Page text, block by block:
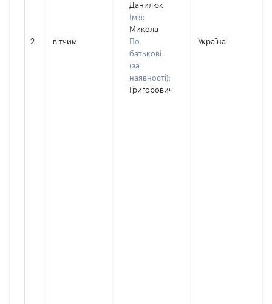
2 вітчим
Данилюк
Ім'я:
Микола
По
батькові
(за
наявності):
Григорович
Україна